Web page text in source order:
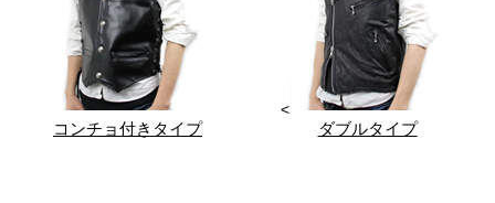
コンチョ付きタイプ
<
ダブルタイプ